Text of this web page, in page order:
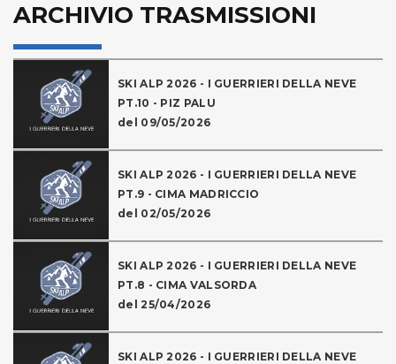
ARCHIVIO TRASMISSIONI
SKI ALP 2026 - I GUERRIERI DELLA NEVE
PT.10 - PIZ PALU
del 09/05/2026
SKI ALP 2026 - I GUERRIERI DELLA NEVE
PT.9 - CIMA MADRICCIO
del 02/05/2026
SKI ALP 2026 - I GUERRIERI DELLA NEVE
PT.8 - CIMA VALSORDA
del 25/04/2026
SKI ALP 2026 - I GUERRIERI DELLA NEVE